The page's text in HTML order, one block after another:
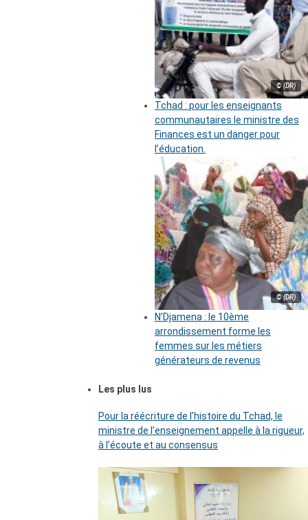
© (DR)
Tchad : pour les enseignants
communautaires le ministre des
Finances est un danger pour
l’éducation.
© (DR)
N’Djamena : le 10ème
arrondissement forme les
femmes sur les métiers
générateurs de revenus
Les plus lus
Pour la réécriture de l’histoire du Tchad, le
ministre de l’enseignement appelle à la rigueur,
à l’écoute et au consensus